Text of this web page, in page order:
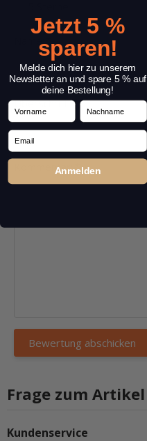
Überschrift:*
Kommentar:*
Frage zum Artikel
Kundenservice
Jetzt 5 %
sparen!
Melde dich hier zu unserem
Newsletter an und spare 5 % auf
deine Bestellung!
Vorname Nachname
Email
Anmelden